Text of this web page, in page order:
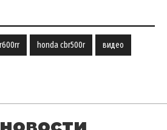
honda cbr500r видео